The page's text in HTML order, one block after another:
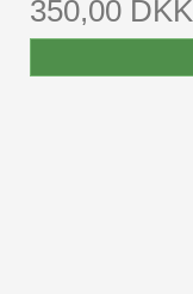
350,00 DKK